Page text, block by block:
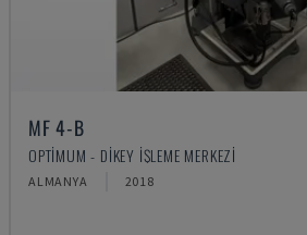
MF 4-B
OPTIMUM - DIKEY İŞLEME MERKEZI
ALMANYA 2018